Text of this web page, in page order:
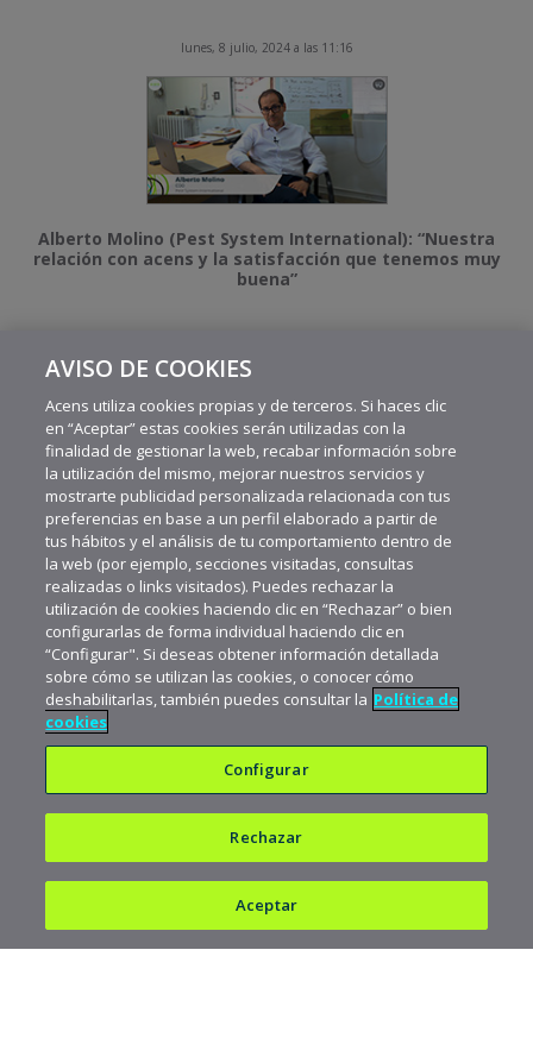
lunes, 8 julio, 2024 a las 11:16
Alberto Molino (Pest System International): “Nuestra
relación con acens y la satisfacción que tenemos muy
buena”
MÁS VIDEOS RECIENTES
Política de privacidad
Política de cookies
Aviso legal
AVISO DE COOKIES
Acens utiliza cookies propias y de terceros. Si haces clic
en “Aceptar” estas cookies serán utilizadas con la
finalidad de gestionar la web, recabar información sobre
la utilización del mismo, mejorar nuestros servicios y
mostrarte publicidad personalizada relacionada con tus
preferencias en base a un perfil elaborado a partir de
tus hábitos y el análisis de tu comportamiento dentro de
la web (por ejemplo, secciones visitadas, consultas
realizadas o links visitados). Puedes rechazar la
utilización de cookies haciendo clic en “Rechazar” o bien
configurarlas de forma individual haciendo clic en
“Configurar". Si deseas obtener información detallada
sobre cómo se utilizan las cookies, o conocer cómo
deshabilitarlas, también puedes consultar la Política de
cookies
Configurar
Rechazar
Aceptar